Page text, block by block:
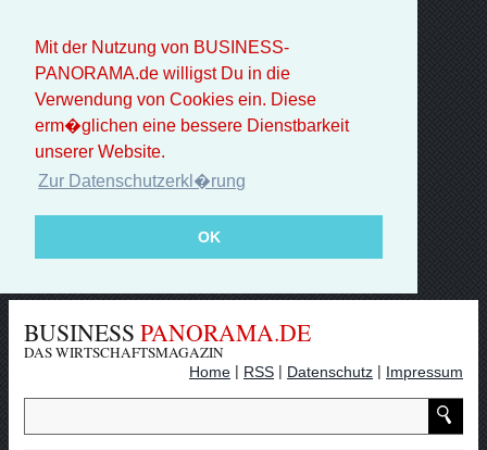
Mit der Nutzung von BUSINESS-
PANORAMA.de willigst Du in die
Verwendung von Cookies ein. Diese
erm�glichen eine bessere Dienstbarkeit
unserer Website.
Zur Datenschutzerkl�rung
OK
BUSINESS PANORAMA.DE
DAS WIRTSCHAFTSMAGAZIN
Home | RSS | Datenschutz | Impressum